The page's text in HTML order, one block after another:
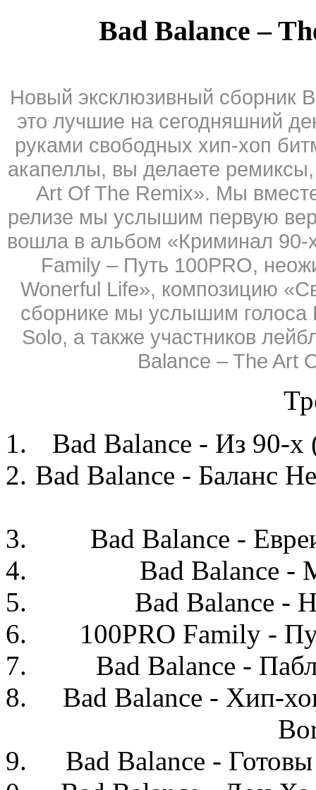
Bad Balance –
Новый эксклюзивный сборник
это лучшие на сегодняшний
руками свободных хип-хоп
акапеллы, вы делаете
Art Of The Remix». Мы
релизе мы услышим первую
вошла в альбом «Криминал 90-
Family – Путь 100PRO,
Wonerful Life», композицию
сборнике мы услышим
Solo, а также участников
Balance – The Art
Bad Balance - Из 90-
Bad Balance - Баланс Н
Bad Balance -
Bad Balance -
Bad Balance -
100PRO Family -
Bad Balance -
Bad Balance - Хип-
Bad Balance -